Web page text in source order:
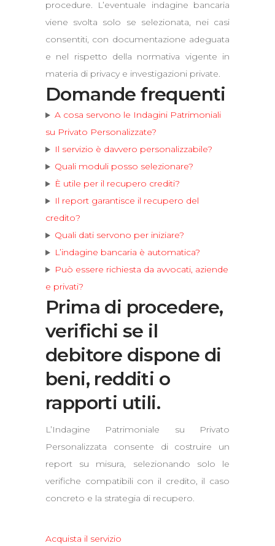
procedure. L’eventuale indagine bancaria
viene svolta solo se selezionata, nei casi
consentiti, con documentazione adeguata
e nel rispetto della normativa vigente in
materia di privacy e investigazioni private.
Domande frequenti
A cosa servono le Indagini Patrimoniali
su Privato Personalizzate?
Il servizio è davvero personalizzabile?
Quali moduli posso selezionare?
È utile per il recupero crediti?
Il report garantisce il recupero del
credito?
Quali dati servono per iniziare?
L’indagine bancaria è automatica?
Può essere richiesta da avvocati, aziende
e privati?
Prima di procedere,
verifichi se il
debitore dispone di
beni, redditi o
rapporti utili.
L’Indagine Patrimoniale su Privato
Personalizzata consente di costruire un
report su misura, selezionando solo le
verifiche compatibili con il credito, il caso
concreto e la strategia di recupero.
Acquista il servizio